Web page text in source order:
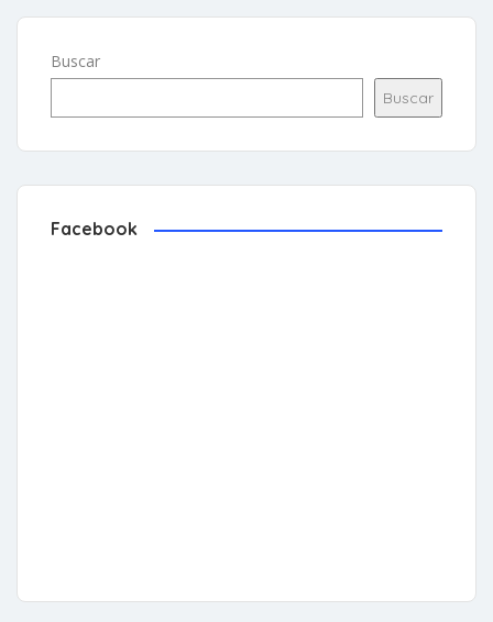
Buscar
Buscar
Facebook